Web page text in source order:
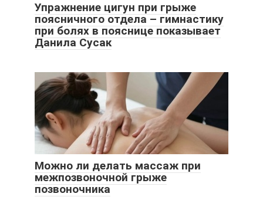
Упражнение цигун при грыже
поясничного отдела – гимнастику
при болях в пояснице показывает
Данила Сусак
Можно ли делать массаж при
межпозвоночной грыже
позвоночника